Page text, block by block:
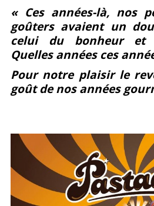
sur
Facebook
« Ces années-là, nos
goûters avaient un
celui du bonheur et
Quelles années ces
Pour notre plaisir le
goût de nos années